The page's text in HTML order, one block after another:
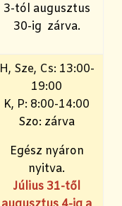
3-tól augusztus
30-ig zárva.
H, Sze, Cs: 13:00-
19:00
K, P: 8:00-14:00
Szo: zárva
Egész nyáron
nyitva.
Július 31-től